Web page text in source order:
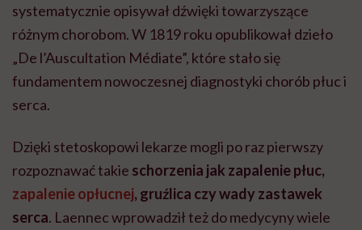
systematycznie opisywał dźwięki towarzyszące
różnym chorobom. W 1819 roku opublikował dzieło
„De l’Auscultation Médiate”, które stało się
fundamentem nowoczesnej diagnostyki chorób płuc i
serca.
Dzięki stetoskopowi lekarze mogli po raz pierwszy
rozpoznawać takie schorzenia jak zapalenie płuc,
zapalenie opłucnej, gruźlica czy wady zastawek
serca. Laennec wprowadził też do medycyny wiele